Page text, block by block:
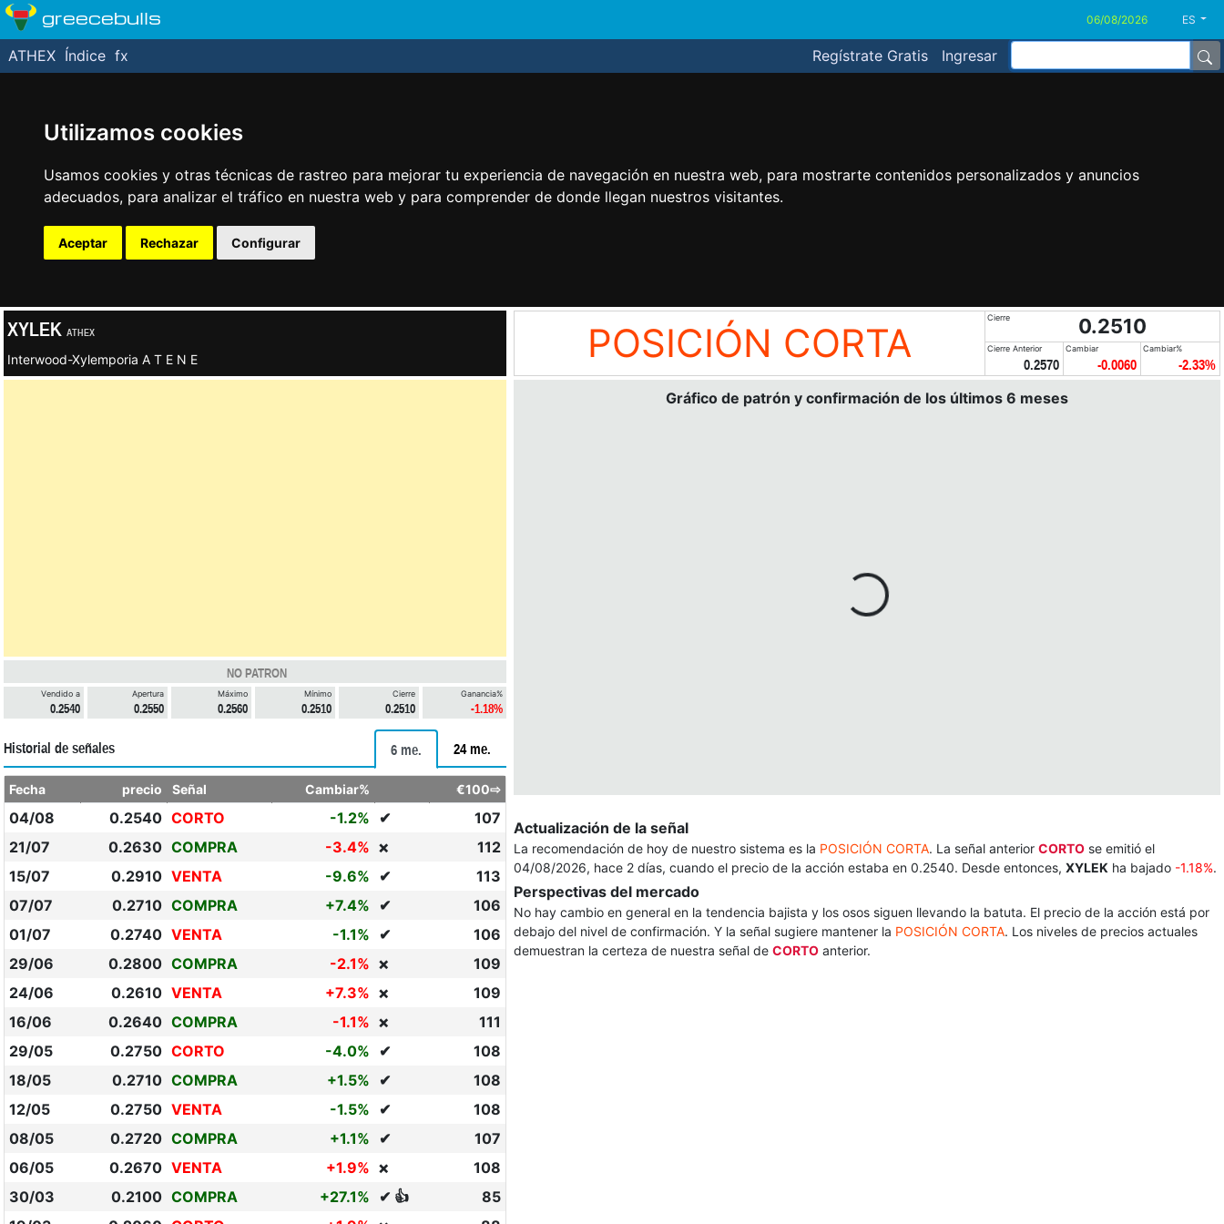
Utilizamos cookies
Usamos cookies y otras técnicas de rastreo para mejorar tu experiencia de navegación en nuestra web, para mostrarte contenidos personalizados y anuncios
adecuados, para analizar el tráfico en nuestra web y para comprender de donde llegan nuestros visitantes.
Aceptar Rechazar Configurar
greecebulls ES
Regístrate Gratis Ingresar
ATHEX Índice fx
XYLEK ATHEX
Interwood-Xylemporia A T E N E POSICIÓN CORTA
Cierre 0.2510
Cierre Anterior
0.2570
Cambiar
-0.0060
Cambiar%
-2.33%
NO PATRON
Vendido a
0.2540
Apertura
0.2550
Máximo
0.2560
Mínimo
0.2510
Cierre
0.2510
Ganancia%
-1.18%
Historial de señales 6 me. 24 me.
Fecha precio Señal Cambiar% €100⇨
04/08 0.2540 CORTO -1.2% ✔
107
21/07
0.2630 COMPRA -3.4% ❌
112
15/07
0.2910 VENTA -9.6% ✔
113
07/07
0.2710 COMPRA +7.4% ✔
106
01/07
0.2740 VENTA -1.1% ✔
106
29/06
0.2800 COMPRA -2.1% ❌
109
24/06
0.2610 VENTA +7.3% ❌
109
16/06
0.2640 COMPRA -1.1% ❌
111
29/05
0.2750 CORTO -4.0% ✔
108
18/05
0.2710 COMPRA +1.5% ✔
108
12/05
0.2750 VENTA -1.5% ✔
108
08/05
0.2720 COMPRA +1.1% ✔
107
06/05
0.2670 VENTA +1.9% ❌
108
30/03
0.2100 COMPRA +27.1% ✔ 👍
85
Gráfico de patrón y confirmación de los últimos 6 meses
Actualización de la señal
La recomendación de hoy de nuestro sistema es la POSICIÓN CORTA. La señal anterior CORTO se emitió el
04/08/2026, hace 2 días, cuando el precio de la acción estaba en 0.2540. Desde entonces, XYLEK ha bajado -1.18%.
Perspectivas del mercado
No hay cambio en general en la tendencia bajista y los osos siguen llevando la batuta. El precio de la acción está por
debajo del nivel de confirmación. Y la señal sugiere mantener la POSICIÓN CORTA. Los niveles de precios actuales
demuestran la certeza de nuestra señal de CORTO anterior.